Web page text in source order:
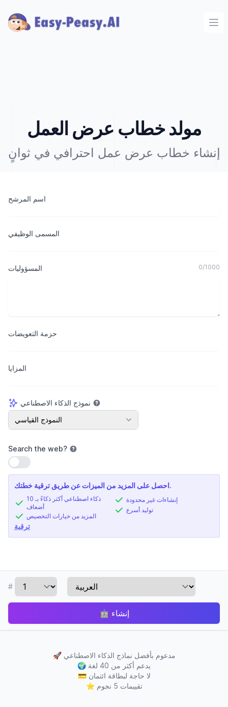
مولد خطاب عرض العمل
إنشاء خطاب عرض عمل احترافي في ثوانٍ
اسم المرشح
المسمى الوظيفي
المسؤوليات 0/1000
حزمة التعويضات
المزايا
نموذج الذكاء الاصطناعي
نموذج الذكاء الاصطناعي
النموذج القياسي
Search the web?
استخدام الإعداد
احصل على المزيد من الميزات عن طريق ترقية خطتك.
ذكاء اصطناعي أكثر ذكاءً بـ 10
أضعاف
المزيد من خيارات التخصيص
إنشاءات غير محدودة
توليد أسرع
ترقية
#
🤖 إنشاء
🚀 مدعوم بأفضل نماذج الذكاء الاصطناعي
🌍
يدعم أكثر من 40 لغة
💳 لا حاجة لبطاقة ائتمان
⭐
تقييمات 5 نجوم